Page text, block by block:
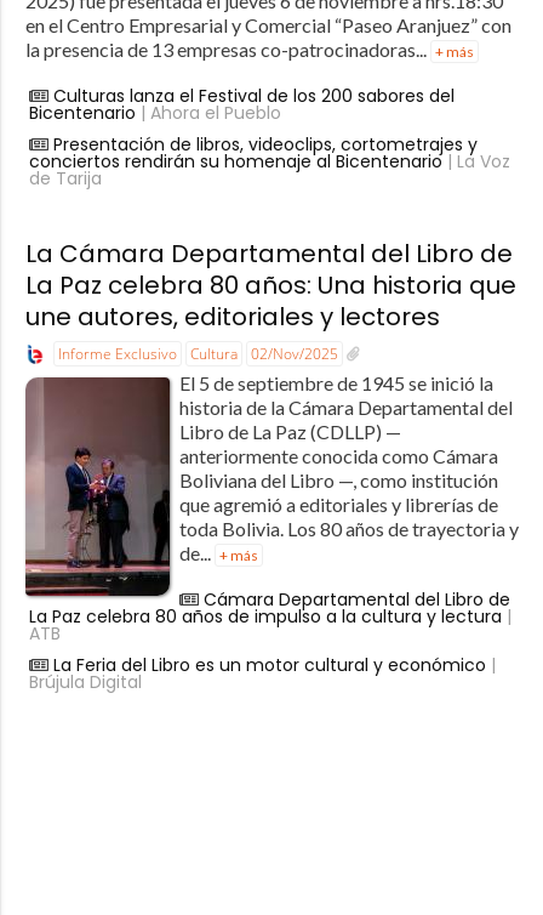
en el Centro Empresarial y Comercial “Paseo Aranjuez” con
la presencia de 13 empresas co-patrocinadoras... + más
Culturas lanza el Festival de los 200 sabores del
Bicentenario | Ahora el Pueblo
Presentación de libros, videoclips, cortometrajes y
conciertos rendirán su homenaje al Bicentenario| La Voz
de Tarija
La Cámara Departamental del Libro de
La Paz celebra 80 años: Una historia que
une autores, editoriales y lectores
Informe Exclusivo Cultura 02/Nov/2025
El 5 de septiembre de 1945 se inició la
historia de la Cámara Departamental del
Libro de La Paz (CDLLP) —
anteriormente conocida como Cámara
Boliviana del Libro —, como institución
que agremió a editoriales y librerías de
toda Bolivia. Los 80 años de trayectoria y
de... + más
Cámara Departamental del Libro de
La Paz celebra 80 años de impulso a la cultura y lectura |
ATB
La Feria del Libro es un motor cultural y económico |
Brújula Digital